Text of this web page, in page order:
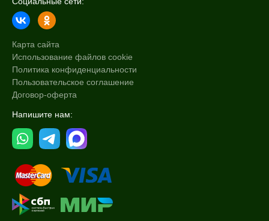
Карта сайта
Использование файлов cookie
Политика конфиденциальности
Пользовательское соглашение
Договор-оферта
Напишите нам: